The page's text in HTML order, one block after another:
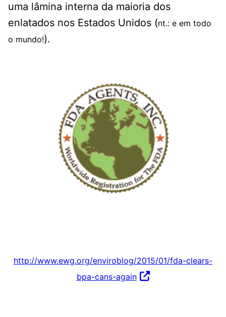
uma lâmina interna da maioria dos
enlatados nos Estados Unidos (nt.: e em todo
o mundo!).
http://www.ewg.org/enviroblog/2015/01/fda-clears-
bpa-cans-again